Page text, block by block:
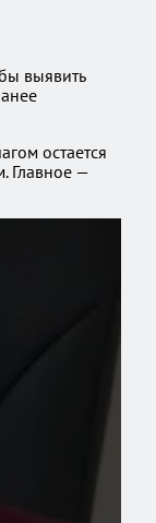
выявить
остается
Главное —